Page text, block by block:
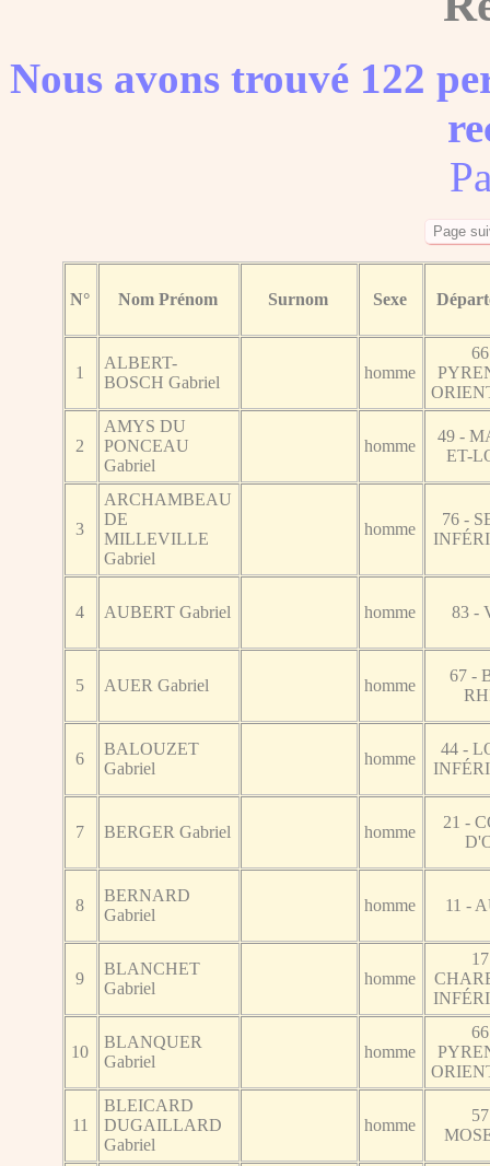
Nous avons trouvé 122
N° Nom Prénom Surnom Sexe
1
ALBERT-
BOSCH Gabriel
homme
2
AMYS DU
PONCEAU
Gabriel
homme
49 -
ET-
3
ARCHAMBEAU
DE
MILLEVILLE
Gabriel
homme
76 -
4 AUBERT Gabriel homme 83 -
5 AUER Gabriel homme
67 -
6
BALOUZET
Gabriel
homme
44 -
7 BERGER Gabriel homme
21 -
8
BERNARD
Gabriel
homme 11 -
9
BLANCHET
Gabriel
homme
10
BLANQUER
Gabriel
homme
11
BLEICARD
DUGAILLARD
Gabriel
homme